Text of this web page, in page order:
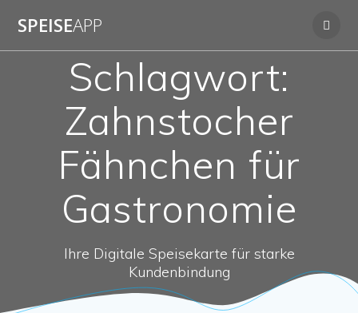
SPEISEAPP
Schlagwort:
Zahnstocher
Fähnchen für
Gastronomie
Ihre Digitale Speisekarte für starke
Kundenbindung